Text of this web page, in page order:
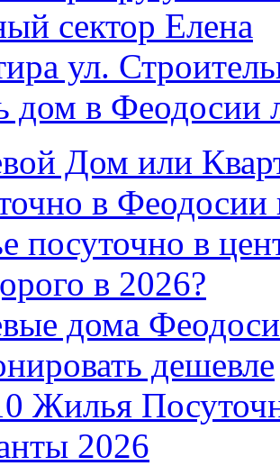
сектор Елена
ул.
дом в Феодосии
Дом или
в Феодосии
посуточно в
в 2026?
дома
дешевле
Жилья
2026